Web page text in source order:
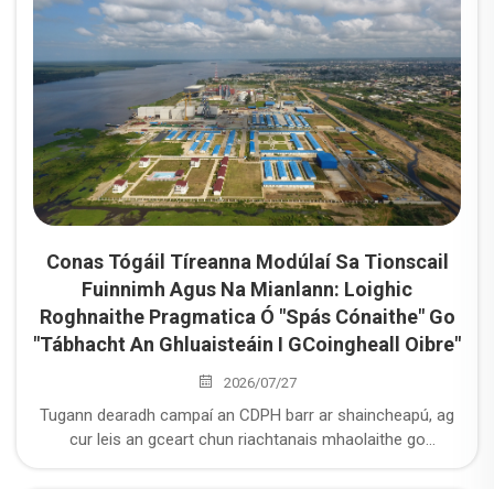
Conas Tógáil Tíreanna Modúlaí Sa Tionscail
Fuinnimh Agus Na Mianlann: Loighic
Roghnaithe Pragmatica Ó "Spás Cónaithe" Go
"Tábhacht An Ghluaisteáin I GCoingheall Oibre"
2026/07/27
Tugann dearadh campaí an CDPH barr ar shaincheapú, ag
cur leis an gceart chun riachtanais mhaolaithe go